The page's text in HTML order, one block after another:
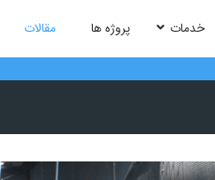
خدمات پروژه ها مقالات